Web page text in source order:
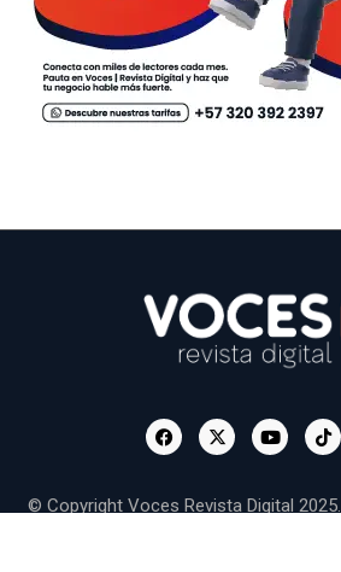
© Copyright Voces Revista Digital 2025.